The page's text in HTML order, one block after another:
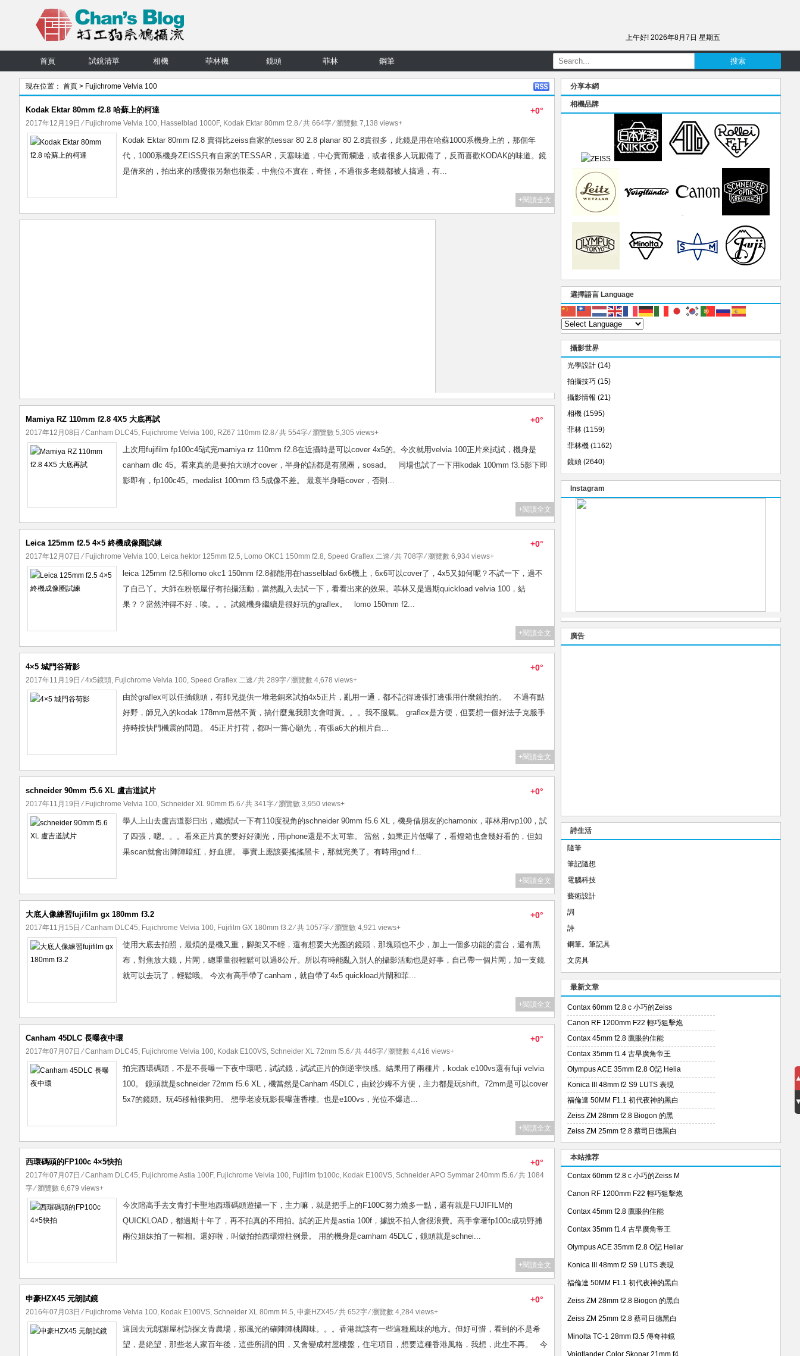
上午好! 2026年8月7日 星期五
首頁 試鏡清單 相機 菲林機 鏡頭 菲林 鋼筆
現在位置： 首頁 > Fujichrome Velvia 100
+0°
Kodak Ektar 80mm f2.8 哈蘇上的柯達
2017年12月19日 ⁄ Fujichrome Velvia 100, Hasselblad 1000F, Kodak Ektar 80mm f2.8⁄ 共 664字 ⁄ 瀏覽數 7,138 views+
Kodak Ektar 80mm f2.8 賣得比zeiss自家的tessar 80 2.8 planar 80 2.8貴很多，此鏡是用在哈蘇1000系機身上的，那個年
代，1000系機身ZEISS只有自家的TESSAR，天塞味道，中心實而爛邊，或者很多人玩厭倦了，反而喜歡KODAK的味道。鏡
是借來的，拍出來的感覺很另類也很柔，中焦位不實在，奇怪，不過很多老鏡都被人搞過，有...
+閱讀全文
+0°
Mamiya RZ 110mm f2.8 4X5 大底再試
2017年12月08日 ⁄Canham DLC45, Fujichrome Velvia 100, RZ67 110mm f2.8⁄ 共 554字 ⁄ 瀏覽數 5,305 views+
上次用fujifilm fp100c45試完mamiya rz 110mm f2.8在近攝時是可以cover 4x5的。今次就用velvia 100正片來試試，機身是
canham dlc 45。看來真的是要拍大頭才cover，半身的話都是有黑圈，sosad。 同場也試了一下用kodak 100mm f3.5影下即
影即有，fp100c45。medalist 100mm f3.5成像不差。 最衰半身唔cover，否則...
+閱讀全文
+0°
Leica 125mm f2.5 4×5 終機成像圈試練
2017年12月07日 ⁄ Fujichrome Velvia 100, Leica hektor 125mm f2.5, Lomo OKC1 150mm f2.8, Speed Graflex 二速⁄ 共 708字 ⁄ 瀏覽數 6,934 views+
leica 125mm f2.5和lomo okc1 150mm f2.8都能用在hasselblad 6x6機上，6x6可以cover了，4x5又如何呢？不試一下，過不
了自己丫。大師在粉嶺屋仔有拍攝活動，當然亂入去試一下，看看出來的效果。菲林又是過期quickload velvia 100，結
果？？當然沖得不好，唉。。。試鏡機身繼續是很好玩的graflex。 lomo 150mm f2...
+閱讀全文
+0°
4×5 城門谷荷影
2017年11月19日 ⁄4x5鏡頭, Fujichrome Velvia 100, Speed Graflex 二速⁄ 共 289字 ⁄ 瀏覽數 4,678 views+
由於graflex可以任插鏡頭，有師兄提供一堆老銅來試拍4x5正片，亂用一通，都不記得邊張打邊張用什麼鏡拍的。 不過有點
好野，師兄入的kodak 178mm居然不黃，搞什麼鬼我那支會咁黃。。。我不服氣。 graflex是方便，但要想一個好法子克服手
持時按快門機震的問題。 45正片打荷，都叫一嘗心願先，有張a6大的相片自...
+閱讀全文
+0°
schneider 90mm f5.6 XL 盧吉道試片
2017年11月19日 ⁄ Fujichrome Velvia 100, Schneider XL 90mm f5.6⁄ 共 341字 ⁄ 瀏覽數 3,950 views+
學人上山去盧吉道影曰出，繼續試一下有110度視角的schneider 90mm f5.6 XL，機身借朋友的chamonix，菲林用rvp100，試
了四張，嗯。。。看來正片真的要好好測光，用iphone還是不太可靠。 當然，如果正片低曝了，看燈箱也會幾好看的，但如
果scan就會出陣陣暗紅，好血腥。 事實上應該要搖搖黑卡，那就完美了。有時用gnd f...
+閱讀全文
+0°
大底人像練習fujifilm gx 180mm f3.2
2017年11月15日 ⁄Canham DLC45, Fujichrome Velvia 100, Fujifilm GX 180mm f3.2⁄ 共 1057字 ⁄ 瀏覽數 4,921 views+
使用大底去拍照，最煩的是機又重，腳架又不輕，還有想要大光圈的鏡頭，那塊頭也不少，加上一個多功能的雲台，還有黑
布，對焦放大鏡，片閘，總重量很輕鬆可以過8公斤。所以有時能亂入別人的攝影活動也是好事，自己帶一個片閘，加一支鏡
就可以去玩了，輕鬆哦。 今次有高手帶了canham，就自帶了4x5 quickload片閘和菲...
+閱讀全文
+0°
Canham 45DLC 長曝夜中環
2017年07月07日 ⁄Canham DLC45, Fujichrome Velvia 100, Kodak E100VS, Schneider XL 72mm f5.6⁄ 共 446字 ⁄ 瀏覽數 4,416 views+
拍完西環碼頭，不是不長曝一下夜中環吧，試試鏡，試試正片的倒逆率快感。結果用了兩種片，kodak e100vs還有fuji velvia
100。 鏡頭就是schneider 72mm f5.6 XL，機當然是Canham 45DLC，由於沙姆不方便，主力都是玩shift。72mm是可以cover
5x7的鏡頭。玩45移軸很夠用。 想學老凌玩影長曝蓮香樓。也是e100vs，光位不爆這...
+閱讀全文
+0°
西環碼頭的FP100c 4×5快拍
2017年07月07日 ⁄Canham DLC45, Fujichrome Astia 100F, Fujichrome Velvia 100, Fujifilm fp100c, Kodak E100VS, Schneider APO Symmar 240mm f5.6⁄ 共 1084
字 ⁄ 瀏覽數 6,679 views+
今次陪高手去文青打卡聖地西環碼頭遊攝一下，主力嘛，就是把手上的F100C努力燒多一點，還有就是FUJIFILM的
QUICKLOAD，都過期十年了，再不拍真的不用拍。試的正片是astia 100f，據說不拍人會很浪費。高手拿著fp100c成功野捕
兩位姐妹拍了一輯相。還好啦，叫做拍拍西環燈柱例景。 用的機身是camham 45DLC，鏡頭就是schnei...
+閱讀全文
+0°
申豪HZX45 元朗試鏡
2016年07月03日 ⁄ Fujichrome Velvia 100, Kodak E100VS, Schneider XL 80mm f4.5, 申豪HZX45⁄ 共 652字 ⁄ 瀏覽數 4,284 views+
這回去元朗謝屋村訪探文青農場，那風光的確陣陣桃園味。。。香港就該有一些這種風味的地方。但好可惜，看到的不是希
望，是絶望，那些老人家百年後，這些所謂的田，又會變成村屋樓盤，住宅項目，想要這種香港風格，我想，此生不再。 今
分享本網
相機品牌
選擇語言 Language
攝影世界
光學設計 (14)
拍攝技巧 (15)
攝影情報 (21)
相機 (1595)
菲林 (1159)
菲林機 (1162)
鏡頭 (2640)
Instagram
廣告
詩生活
隨筆
筆記隨想
電腦科技
藝術設計
詞
詩
鋼筆。筆記具
文房具
最新文章
Contax 60mm f2.8 c 小巧的Zeiss
Canon RF 1200mm F22 輕巧狙擊炮
Contax 45mm f2.8 鷹眼的佳能
Contax 35mm f1.4 古早廣角帝王
Olympus ACE 35mm f2.8 O記 Helia
Konica III 48mm f2 S9 LUTS 表現
福倫達 50MM F1.1 初代夜神的黑白
Zeiss ZM 28mm f2.8 Biogon 的黑
Zeiss ZM 25mm f2.8 蔡司日德黑白
本站推荐
Contax 60mm f2.8 c 小巧的Zeiss M
Canon RF 1200mm F22 輕巧狙擊炮
Contax 45mm f2.8 鷹眼的佳能
Contax 35mm f1.4 古早廣角帝王
Olympus ACE 35mm f2.8 O記 Heliar
Konica III 48mm f2 S9 LUTS 表現
福倫達 50MM F1.1 初代夜神的黑白
Zeiss ZM 28mm f2.8 Biogon 的黑白
Zeiss ZM 25mm f2.8 蔡司日德黑白
Minolta TC-1 28mm f3.5 傳奇神鏡
Voigtlander Color Skopar 21mm f4